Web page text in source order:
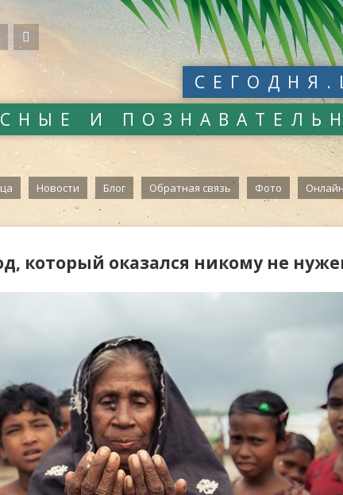
И
Новости Блог Обратная связь Фото
который оказался никому не